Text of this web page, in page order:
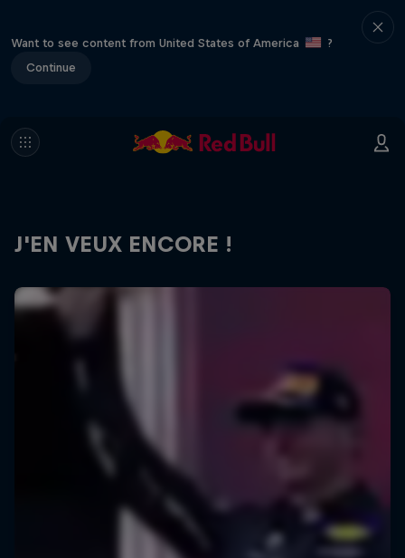
Want to see content from United States of America
?
Continue
J'EN VEUX ENCORE !